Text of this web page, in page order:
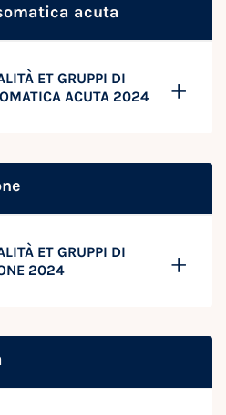
acuta
ET GRUPPI DI
ACUTA 2024
ET GRUPPI DI
2024